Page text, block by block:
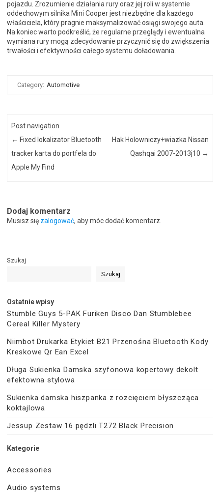
pojazdu. Zrozumienie działania rury oraz jej roli w systemie
oddechowym silnika Mini Cooper jest niezbędne dla każdego
właściciela, który pragnie maksymalizować osiągi swojego auta.
Na koniec warto podkreślić, że regularne przeglądy i ewentualna
wymiana rury mogą zdecydowanie przyczynić się do zwiększenia
trwałości i efektywności całego systemu doładowania.
Category: Automotive
Post navigation
← Fixed lokalizator Bluetooth
tracker karta do portfela do
Apple My Find
Hak Holowniczy+wiazka Nissan
Qashqai 2007-2013j10 →
Dodaj komentarz
Musisz się zalogować, aby móc dodać komentarz.
Szukaj
Szukaj
Ostatnie wpisy
Stumble Guys 5-PAK Furiken Disco Dan Stumblebee
Cereal Killer Mystery
Niimbot Drukarka Etykiet B21 Przenośna Bluetooth Kody
Kreskowe Qr Ean Excel
Długa Sukienka Damska szyfonowa kopertowy dekolt
efektowna stylowa
Sukienka damska hiszpanka z rozcięciem błyszcząca
koktajlowa
Jessup Zestaw 16 pędzli T272 Black Precision
Kategorie
Accessories
Audio systems